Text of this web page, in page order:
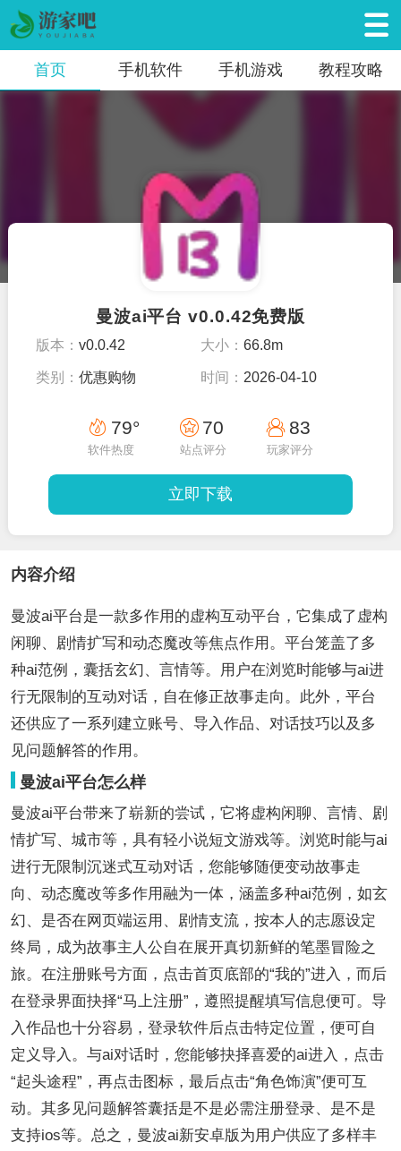
首页 手机软件 手机游戏 教程攻略
曼波ai平台 v0.0.42免费版
版本：v0.0.42 大小： 66.8m
类别：优惠购物 时间： 2026-04-10
79°
软件热度
70
站点评分
83
玩家评分
立即下载
内容介绍
曼波ai平台是一款多作用的虚构互动平台，它集成了虚构
闲聊、剧情扩写和动态魔改等焦点作用。平台笼盖了多
种ai范例，囊括玄幻、言情等。用户在浏览时能够与ai进
行无限制的互动对话，自在修正故事走向。此外，平台
还供应了一系列建立账号、导入作品、对话技巧以及多
见问题解答的作用。
曼波ai平台怎么样
曼波ai平台带来了崭新的尝试，它将虚构闲聊、言情、剧
情扩写、城市等，具有轻小说短文游戏等。浏览时能与ai
进行无限制沉迷式互动对话，您能够随便变动故事走
向、动态魔改等多作用融为一体，涵盖多种ai范例，如玄
幻、是否在网页端运用、剧情支流，按本人的志愿设定
终局，成为故事主人公自在展开真切新鲜的笔墨冒险之
旅。在注册账号方面，点击首页底部的“我的”进入，而后
在登录界面抉择“马上注册”，遵照提醒填写信息便可。导
入作品也十分容易，登录软件后点击特定位置，便可自
定义导入。与ai对话时，您能够抉择喜爱的ai进入，点击
“起头途程”，再点击图标，最后点击“角色饰演”便可互
动。其多见问题解答囊括是不是必需注册登录、是不是
支持ios等。总之，曼波ai新安卓版为用户供应了多样丰